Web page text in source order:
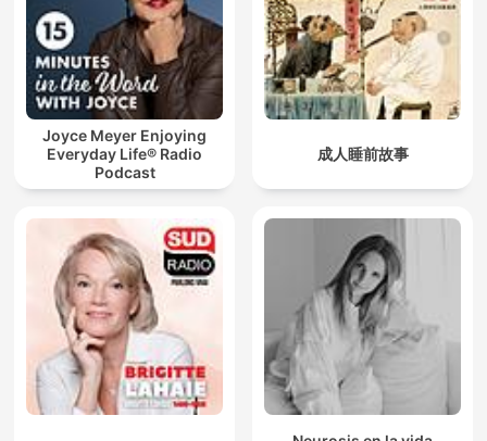
Joyce Meyer Enjoying
Everyday Life® Radio
Podcast
成人睡前故事